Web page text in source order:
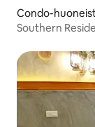
Condo-
Southern